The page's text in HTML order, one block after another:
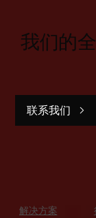
我们的
联系我们
解决方案